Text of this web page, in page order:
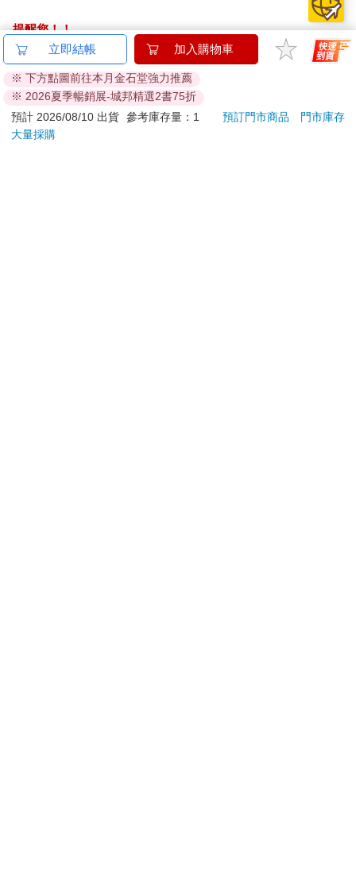
荏苒轉動眼珠，苦惱著要如何解釋更為恰當，她想起前陣子
和張析宇一起看的電視劇，便說：「或者妳可以理解為，對方是
黑道世家，要是妳不跟對方結婚，妳的整個家族都會被滅門。」
薛姍姍認真思索片刻，不慌不忙道：「如果說，我的家族自
我小時候就始終待我恩重如山，做人要飲水思源，或許我確實該
提醒您！！
金石堂及銀行均不會請您操作ATM! 如接獲電話要求您前往
ATM提款機，請不要聽從指示，以免受騙上當！
退換貨須知：
**提醒您，鑑賞期不等於試用期，退回商品須為全新狀態**
依據「消費者保護法」第19條及行政院消費者保護處公告之
立即結帳 加入購物車
※ 下方點圖前往本月金石堂強力推薦
※ 2026夏季暢銷展-城邦精選2書75折
預計 2026/08/10 出貨 參考庫存量：1 預訂門市商品
門市庫存
大量採購